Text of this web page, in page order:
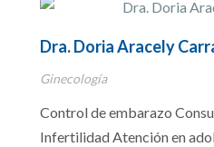
Dra. Doria Aracely
Ginecología
Control de embarazo
Infertilidad Atención en